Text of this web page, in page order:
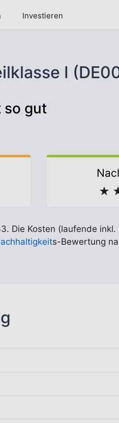
Investieren
I
so gut
★
Die Kosten (laufende
s-Bewertung